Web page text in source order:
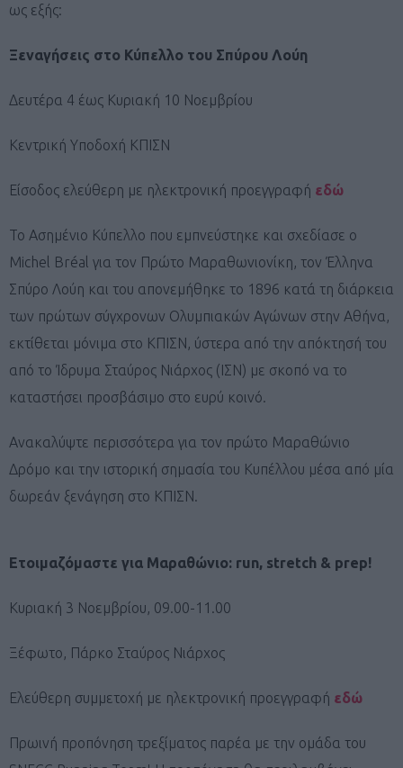
ως εξής:
Ξεναγήσεις στο Κύπελλο του Σπύρου Λούη
Δευτέρα 4 έως Κυριακή 10 Νοεμβρίου
Κεντρική Υποδοχή ΚΠΙΣΝ
Είσοδος ελεύθερη με ηλεκτρονική προεγγραφή εδώ
Το Ασηµένιο Κύπελλο που εμπνεύστηκε και σχεδίασε ο
Michel Bréal για τον Πρώτο Μαραθωνιονίκη, τον Έλληνα
Σπύρο Λούη και του απονεµήθηκε το 1896 κατά τη διάρκεια
των πρώτων σύγχρονων Ολυµπιακών Αγώνων στην Αθήνα,
εκτίθεται µόνιµα στο ΚΠΙΣΝ, ύστερα από την απόκτησή του
από το Ίδρυμα Σταύρος Νιάρχος (ΙΣΝ) με σκοπό να το
καταστήσει προσβάσιμο στο ευρύ κοινό.
Ανακαλύψτε περισσότερα για τον πρώτο Μαραθώνιο
Δρόμο και την ιστορική σημασία του Κυπέλλου μέσα από μία
δωρεάν ξενάγηση στο ΚΠΙΣΝ.
Ετοιμαζόμαστε για Μαραθώνιο: run, stretch & prep!
Κυριακή 3 Νοεμβρίου, 09.00-11.00
Ξέφωτο, Πάρκο Σταύρος Νιάρχος
Ελεύθερη συμμετοχή με ηλεκτρονική προεγγραφή εδώ
Πρωινή προπόνηση τρεξίματος παρέα με την ομάδα του